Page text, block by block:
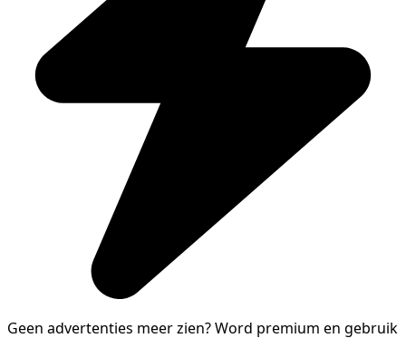
Geen advertenties meer zien?Word premium en gebruik